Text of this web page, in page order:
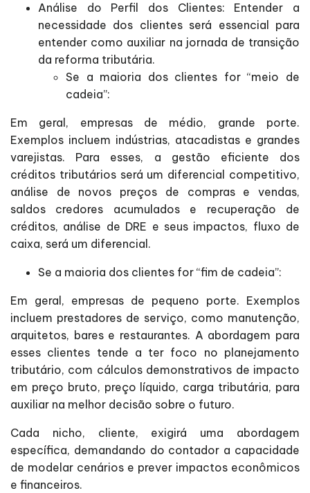
Análise do Perfil dos Clientes: Entender a
necessidade dos clientes será essencial para
entender como auxiliar na jornada de transição
da reforma tributária.
Se a maioria dos clientes for “meio de
cadeia”:
Em geral, empresas de médio, grande porte.
Exemplos incluem indústrias, atacadistas e grandes
varejistas. Para esses, a gestão eficiente dos
créditos tributários será um diferencial competitivo,
análise de novos preços de compras e vendas,
saldos credores acumulados e recuperação de
créditos, análise de DRE e seus impactos, fluxo de
caixa, será um diferencial.
Se a maioria dos clientes for “fim de cadeia”:
Em geral, empresas de pequeno porte. Exemplos
incluem prestadores de serviço, como manutenção,
arquitetos, bares e restaurantes. A abordagem para
esses clientes tende a ter foco no planejamento
tributário, com cálculos demonstrativos de impacto
em preço bruto, preço líquido, carga tributária, para
auxiliar na melhor decisão sobre o futuro.
Cada nicho, cliente, exigirá uma abordagem
específica, demandando do contador a capacidade
de modelar cenários e prever impactos econômicos
e financeiros.